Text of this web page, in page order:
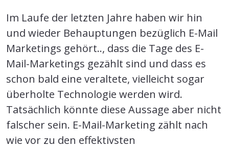
Im Laufe der letzten Jahre haben wir hin
und wieder Behauptungen bezüglich E-Mail
Marketings gehört.., dass die Tage des E-
Mail-Marketings gezählt sind und dass es
schon bald eine veraltete, vielleicht sogar
überholte Technologie werden wird.
Tatsächlich könnte diese Aussage aber nicht
falscher sein. E-Mail-Marketing zählt nach
wie vor zu den effektivsten